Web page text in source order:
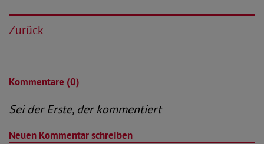
Zurück
Kommentare (0)
Sei der Erste, der kommentiert
Neuen Kommentar schreiben